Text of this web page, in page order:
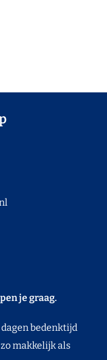
je graag.
dagen bedenktijd
makkelijk als